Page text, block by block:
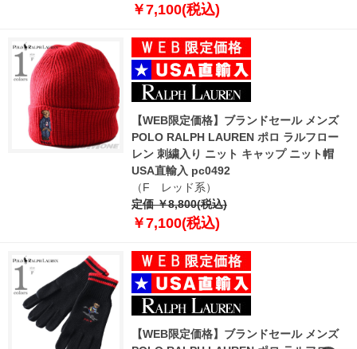
￥7,100(税込)
【WEB限定価格】ブランドセール メンズ
POLO RALPH LAUREN ポロ ラルフロー
レン 刺繍入り ニット キャップ ニット帽
USA直輸入 pc0492
（F レッド系）
定価 ￥8,800(税込)
￥7,100(税込)
【WEB限定価格】ブランドセール メンズ